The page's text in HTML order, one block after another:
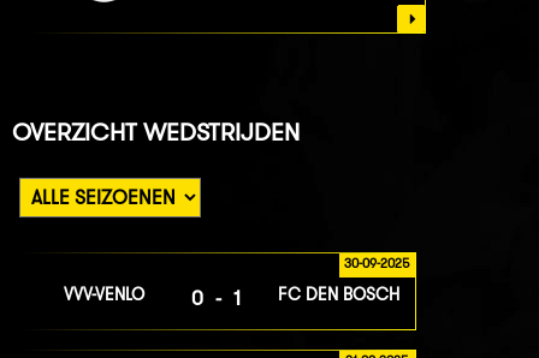
OVERZICHT WEDSTRIJDEN
30-09-2025
VVV-VENLO 0-1 FC DEN BOSCH